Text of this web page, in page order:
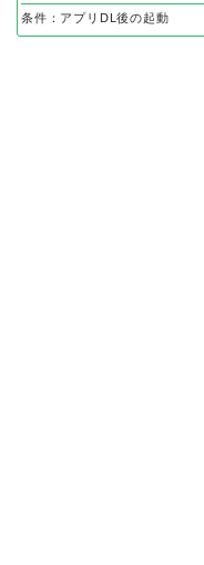
条件：アプリDL後の起動